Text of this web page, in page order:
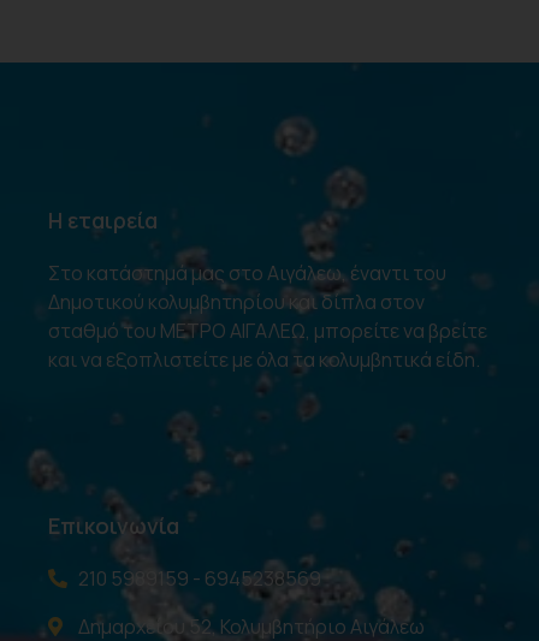
Η εταιρεία
Στο κατάστημά μας στο Αιγάλεω, έναντι του
Δημοτικού κολυμβητηρίου και δίπλα στον
σταθμό του ΜΕΤΡΟ ΑΙΓΑΛΕΩ, μπορείτε να βρείτε
και να εξοπλιστείτε με όλα τα κολυμβητικά είδη.
Επικοινωνία
210 5989159 - 6945238569
Δημαρχείου 52, Κολυμβητήριο Αιγάλεω